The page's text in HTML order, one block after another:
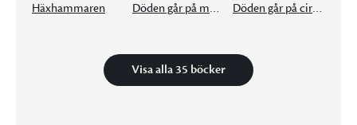
Häxhammaren Döden går på museum Döden går på cirkus
Visa alla 35 böcker